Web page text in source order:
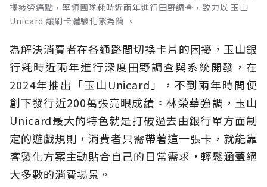
擇疲勞痛點，率領團隊耗時近兩年進行田野調查，致力以 玉山
Unicard 讓刷卡體驗化繁為簡 。
為解決消費者在各通路間切換卡片的困擾，玉山銀
行耗時近兩年進行深度田野調查與系統開發，在
2024年推出「玉山Unicard」，不到兩年時間便
創下發行近200萬張亮眼成績。林榮華強調，玉山
Unicard最大的特色就是打破過去由銀行單方面制
定的遊戲規則，消費者只需帶著這一張卡，就能靠
客製化方案主動貼合自己的日常需求，輕鬆涵蓋絕
大多數的消費場景。